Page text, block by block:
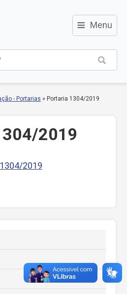
≡ Menu
- Portarias » Portaria 1304/2019
2019
2019